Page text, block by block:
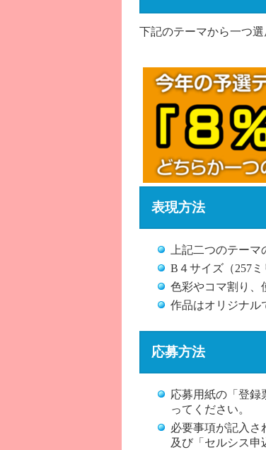
下記のテーマから一つ選
表現方法
上記二つのテー
B４サイズ（257
色彩やコマ割り、
作品はオリジナル
応募方法
応募用紙の「登録
ってください。
必要事項が記入さ
及び「セルシス申